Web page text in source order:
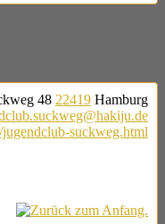
48 22419 Hamburg
suckweg.html